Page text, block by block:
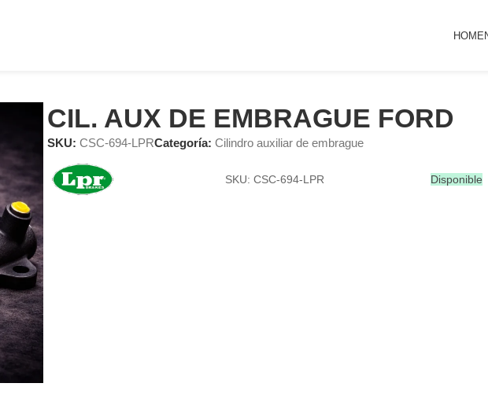
HOME
CIL. AUX DE EMBRAGUE FORD
SKU: CSC-694-LPRCategoría: Cilindro auxiliar de embrague
SKU: CSC-694-LPR Disponible